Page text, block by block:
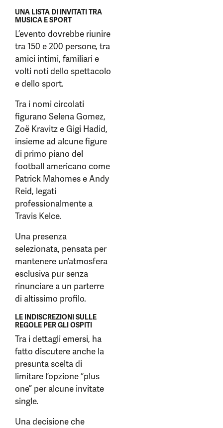
UNA LISTA DI INVITATI TRA
MUSICA E SPORT
L’evento dovrebbe riunire
tra 150 e 200 persone, tra
amici intimi, familiari e
volti noti dello spettacolo
e dello sport.
Tra i nomi circolati
figurano Selena Gomez,
Zoë Kravitz e Gigi Hadid,
insieme ad alcune figure
di primo piano del
football americano come
Patrick Mahomes e Andy
Reid, legati
professionalmente a
Travis Kelce.
Una presenza
selezionata, pensata per
mantenere un’atmosfera
esclusiva pur senza
rinunciare a un parterre
di altissimo profilo.
LE INDISCREZIONI SULLE
REGOLE PER GLI OSPITI
Tra i dettagli emersi, ha
fatto discutere anche la
presunta scelta di
limitare l’opzione “plus
one” per alcune invitate
single.
Una decisione che